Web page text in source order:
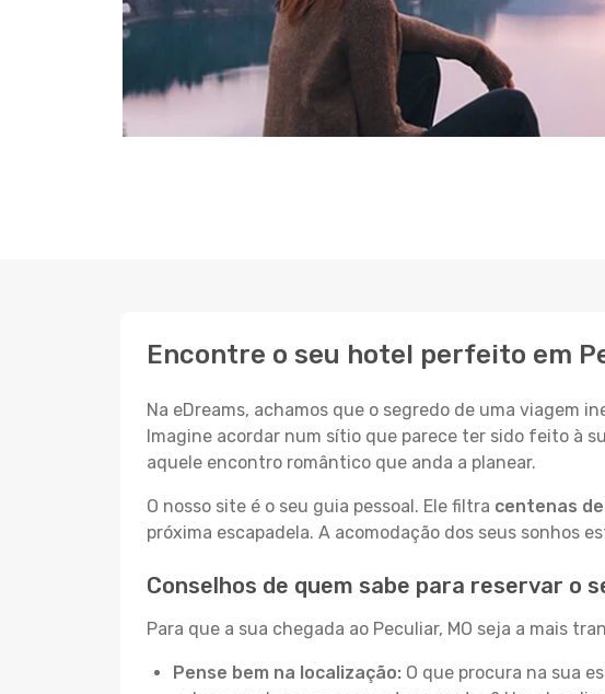
Encontre o seu hotel perfeito em
Na eDreams, achamos que o segredo de uma viagem
Imagine acordar num sítio que parece ter sido feito à
aquele encontro romântico que anda a planear.
O nosso site é o seu guia pessoal. Ele filtra centenas
próxima escapadela. A acomodação dos seus sonhos
Conselhos de quem sabe para reservar o
Para que a sua chegada ao Peculiar, MO seja a mais
Pense bem na localização: O que procura na sua